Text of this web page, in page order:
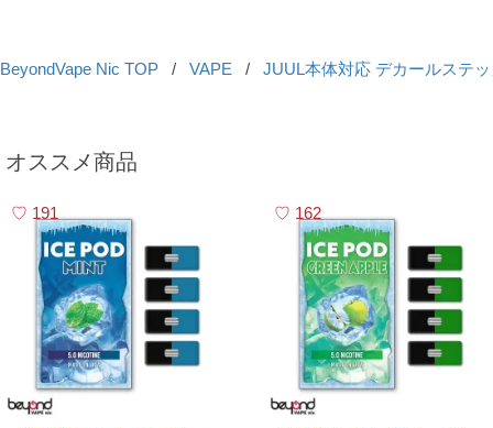
BeyondVape Nic TOP / VAPE / JUUL本体対応 デカールステ
オススメ商品
191 162